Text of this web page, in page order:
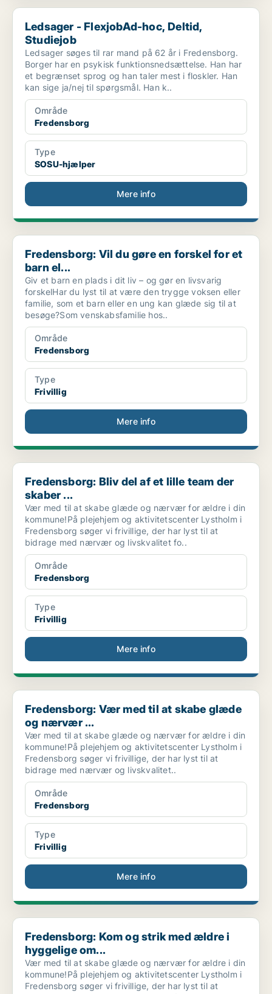
Ledsager - FlexjobAd-hoc, Deltid, Studiejob
Ledsager - FlexjobAd-hoc, Deltid,
Studiejob
Ledsager søges til rar mand på 62 år i Fredensborg.
Borger har en psykisk funktionsnedsættelse. Han har
et begrænset sprog og han taler mest i floskler. Han
kan sige ja/nej til spørgsmål. Han k..
Område
Fredensborg
Type
SOSU-hjælper
Mere info
Fredensborg: Vil du gøre en forskel for et barn el...
Fredensborg: Vil du gøre en forskel for et
barn el...
Giv et barn en plads i dit liv – og gør en livsvarig
forskelHar du lyst til at være den trygge voksen eller
familie, som et barn eller en ung kan glæde sig til at
besøge?Som venskabsfamilie hos..
Område
Fredensborg
Type
Frivillig
Mere info
Fredensborg: Bliv del af et lille team der skaber ...
Fredensborg: Bliv del af et lille team der
skaber ...
Vær med til at skabe glæde og nærvær for ældre i din
kommune!På plejehjem og aktivitetscenter Lystholm i
Fredensborg søger vi frivillige, der har lyst til at
bidrage med nærvær og livskvalitet fo..
Område
Fredensborg
Type
Frivillig
Mere info
Fredensborg: Vær med til at skabe glæde og nærvær ...
Fredensborg: Vær med til at skabe glæde
og nærvær ...
Vær med til at skabe glæde og nærvær for ældre i din
kommune!På plejehjem og aktivitetscenter Lystholm i
Fredensborg søger vi frivillige, der har lyst til at
bidrage med nærvær og livskvalitet..
Område
Fredensborg
Type
Frivillig
Mere info
Fredensborg: Kom og strik med ældre i hyggelige om...
Fredensborg: Kom og strik med ældre i
hyggelige om...
Vær med til at skabe glæde og nærvær for ældre i din
kommune!På plejehjem og aktivitetscenter Lystholm i
Fredensborg søger vi frivillige, der har lyst til at